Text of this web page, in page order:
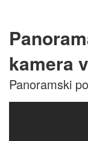
kamera
Panoramski